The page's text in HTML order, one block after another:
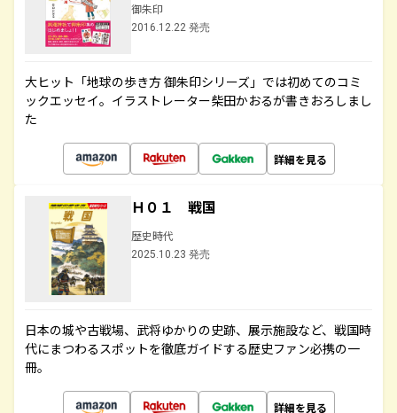
御朱印
2016.12.22 発売
大ヒット「地球の歩き方 御朱印シリーズ」では初めてのコミ
ックエッセイ。イラストレーター柴田かおるが書きおろしまし
た
詳細を見る
Ｈ０１ 戦国
歴史時代
2025.10.23 発売
日本の城や古戦場、武将ゆかりの史跡、展示施設など、戦国時
代にまつわるスポットを徹底ガイドする歴史ファン必携の一
冊。
詳細を見る